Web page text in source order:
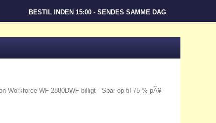
BESTIL INDEN 15:00 - SENDES SAMME DAG
Workforce WF 2880DWF billigt - Spar op til 75 % pÃ¥